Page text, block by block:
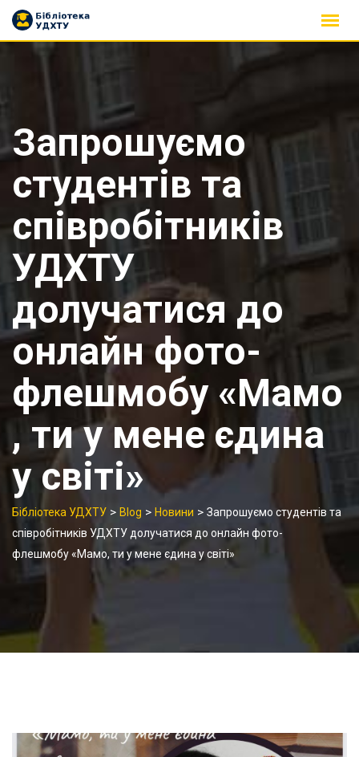
Skip
content
Запрошуємо
студентів та
співробітників
УДХТУ
долучатися до
онлайн фото-
флешмобу «Мамо
, ти у мене єдина
у світі»
Бібліотека УДХТУ > Blog > Новини > Запрошуємо студентів та
співробітників УДХТУ долучатися до онлайн фото-
флешмобу «Мамо, ти у мене єдина у світі»